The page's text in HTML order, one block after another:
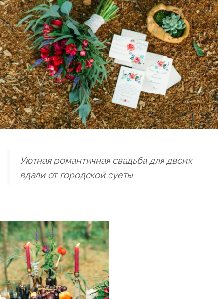
Уютная романтичная свадьба для двоих
вдали от городской суеты